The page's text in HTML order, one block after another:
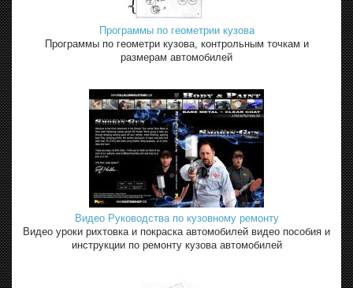
Программы по геометрии кузова
Программы по геометри кузова, контрольным точкам и
размерам автомобилей
Видео Руководства по кузовному ремонту
Видео уроки рихтовка и покраска автомобилей видео пособия и
инструкции по ремонту кузова автомобилей